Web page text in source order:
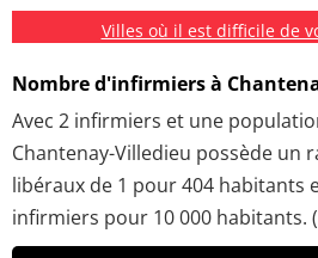
Villes où il est difficile de
Nombre d'infirmiers à
Avec 2 infirmiers et une
Chantenay-Villedieu possède un
libéraux de 1 pour 404 habitants
infirmiers pour 10 000 habitants.